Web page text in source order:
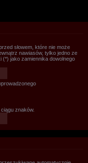
słowem, które nie może
nawiasów, tylko jedno ze
(*) jako zamiennika dowolnego
znaków.